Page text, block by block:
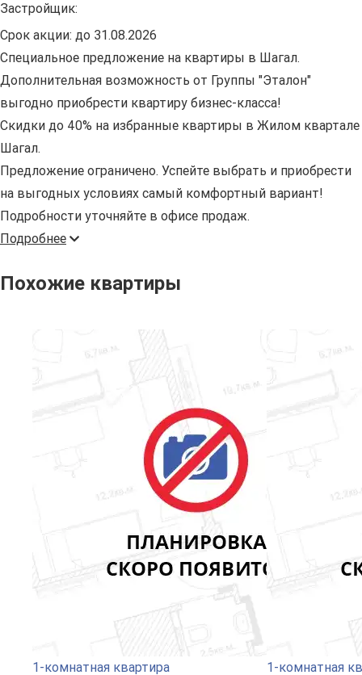
Застройщик:
Срок акции: до 31.08.2026
Специальное предложение на квартиры в Шагал.
Дополнительная возможность от Группы "Эталон"
выгодно приобрести квартиру бизнес-класса!
Скидки до 40% на избранные квартиры в Жилом квартале
Шагал.
Предложение ограничено. Успейте выбрать и приобрести
на выгодных условиях самый комфортный вариант!
Подробности уточняйте в офисе продаж.
Подробнее
Похожие квартиры
1-комнатная квартира
1-комнатная